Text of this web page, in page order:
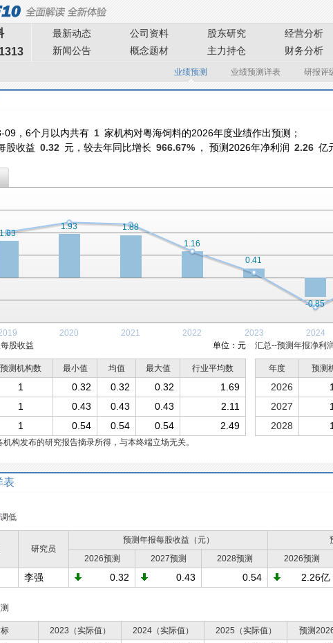
最新动态 公司资料 股东研究 经营分析
新闻公告
概念题材 主力持仓 财务分析
业绩预测 业绩预测详表 研报评
09，6个月以内共有 1 家机构对粤海饲料的2026年度业绩作出预测；
股收益 0.32 元，较去年同比增长 966.67% ， 预测2026年净利润 2.26 亿
2020 2021 2022 2023 2024
1.63
1.93
1.88
1.16
0.41
-0.85
单位：元
股收益
预测机构数 最小值 均值 最大值 行业平均数
1 0.32 0.32 0.32
1.69
1 0.43 0.43 0.43
2.11
1 0.54 0.54 0.54 2.49
汇总--预测年报净利润
年度 预测
2026 1
2027
1
2028
1
构发布的研究报告摘录所得，与本终端立场无关。
表
调低
研究员
预测年报每股收益（元）
2026预测
2027预测 2028预测 2026预测
李强 0.32 0.43 0.54 2.26亿
2023（实际值） 2024（实际值） 2025（实际值） 预测